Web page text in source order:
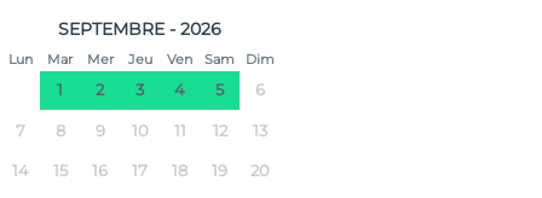
SEPTEMBRE - 2026
Lun Mar Mer Jeu Ven Sam Dim
1 2 3 4 5 6
7 8 9 10 11 12 13
14 15 16 17 18 19 20